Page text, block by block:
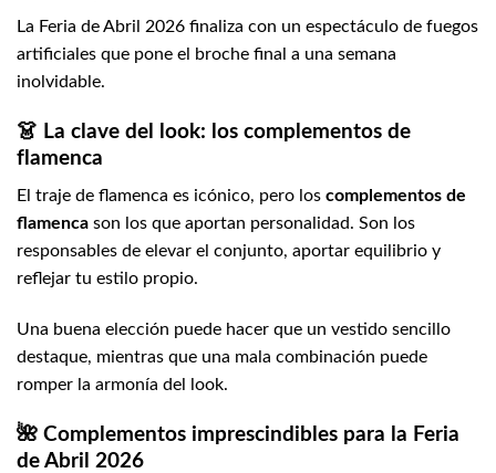
La Feria de Abril 2026 finaliza con un espectáculo de fuegos
artificiales que pone el broche final a una semana
inolvidable.
👗 La clave del look: los complementos de
flamenca
El traje de flamenca es icónico, pero los complementos de
flamenca son los que aportan personalidad. Son los
responsables de elevar el conjunto, aportar equilibrio y
reflejar tu estilo propio.
Una buena elección puede hacer que un vestido sencillo
destaque, mientras que una mala combinación puede
romper la armonía del look.
🌺 Complementos imprescindibles para la Feria
de Abril 2026